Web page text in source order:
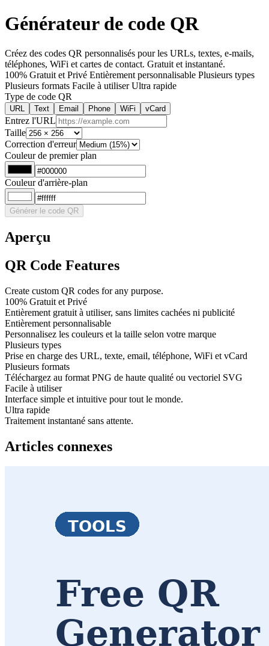
Générateur de code QR
Créez des codes QR personnalisés pour les URLs, textes, e-mails,
téléphones, WiFi et cartes de contact. Gratuit et instantané.
100% Gratuit et Privé Entièrement personnalisable Plusieurs types
Plusieurs formats Facile à utiliserUltra rapide
Type de code QR
URL Text Email Phone WiFi vCard
Entrez l'URL
Taille
Correction d'erreur
Couleur de premier plan
Couleur d'arrière-plan
Générer le code QR
Aperçu
QR Code Features
Create custom QR codes for any purpose.
100% Gratuit et Privé
Entièrement gratuit à utiliser, sans limites cachées ni publicité
Entièrement personnalisable
Personnalisez les couleurs et la taille selon votre marque
Plusieurs types
Prise en charge des URL, texte, email, téléphone, WiFi et vCard
Plusieurs formats
Téléchargez au format PNG de haute qualité ou vectoriel SVG
Facile à utiliser
Interface simple et intuitive pour tout le monde.
Ultra rapide
Traitement instantané sans attente.
Articles connexes